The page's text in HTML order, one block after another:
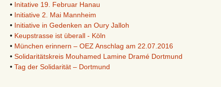
• Initative 19. Februar Hanau
• Initiative 2. Mai Mannheim
• Initiative in Gedenken an Oury Jalloh
• Keupstrasse ist überall - Köln
• München erinnern – OEZ Anschlag am 22.07.2016
• Solidaritätskreis Mouhamed Lamine Dramé Dortmund
• Tag der Solidarität – Dortmund